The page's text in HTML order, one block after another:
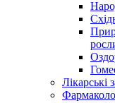
Лікарські